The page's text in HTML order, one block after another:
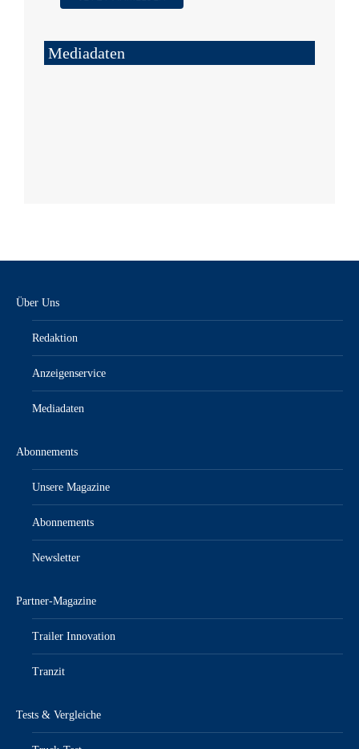
Mediadaten
Über Uns
Redaktion
Anzeigenservice
Mediadaten
Abonnements
Unsere Magazine
Abonnements
Newsletter
Partner-Magazine
Trailer Innovation
Tranzit
Tests & Vergleiche